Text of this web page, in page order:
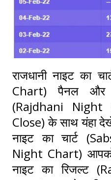
राजधानी नाइट का
Chart) पैनल और
(Rajdhani Night
Close) के साथ यंहा
नाइट का चार्ट
Night Chart) आपको
नाइट का रिजल्ट